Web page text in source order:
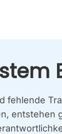
feh­len­de